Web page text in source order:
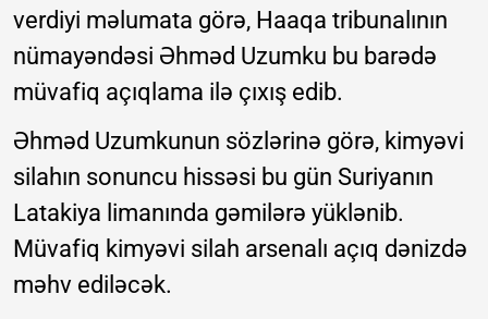
verdiyi məlumata görə, Haaqa tribunalının
nümayəndəsi Əhməd Uzumku bu barədə
müvafiq açıqlama ilə çıxış edib.
Əhməd Uzumkunun sözlərinə görə, kimyəvi
silahın sonuncu hissəsi bu gün Suriyanın
Latakiya limanında gəmilərə yüklənib.
Müvafiq kimyəvi silah arsenalı açıq dənizdə
məhv ediləcək.